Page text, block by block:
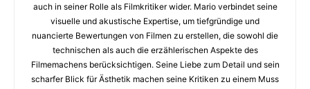
auch in seiner Rolle als Filmkritiker wider. Mario verbindet seine
visuelle und akustische Expertise, um tiefgründige und
nuancierte Bewertungen von Filmen zu erstellen, die sowohl die
technischen als auch die erzählerischen Aspekte des
Filmemachens berücksichtigen. Seine Liebe zum Detail und sein
scharfer Blick für Ästhetik machen seine Kritiken zu einem Muss